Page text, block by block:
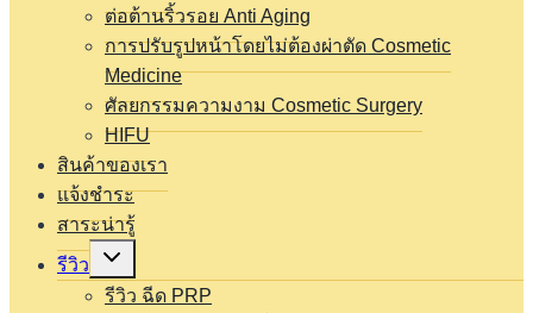
ต่อต้านริ้วรอย Anti Aging
การปรับรูปหน้าโดยไม่ต้องผ่าตัด Cosmetic
Medicine
ศัลยกรรมความงาม Cosmetic Surgery
HIFU
สินค้าของเรา
แจ้งชำระ
สาระน่ารู้
รีวิว
Expand
child
menu
รีวิว ฉีด PRP